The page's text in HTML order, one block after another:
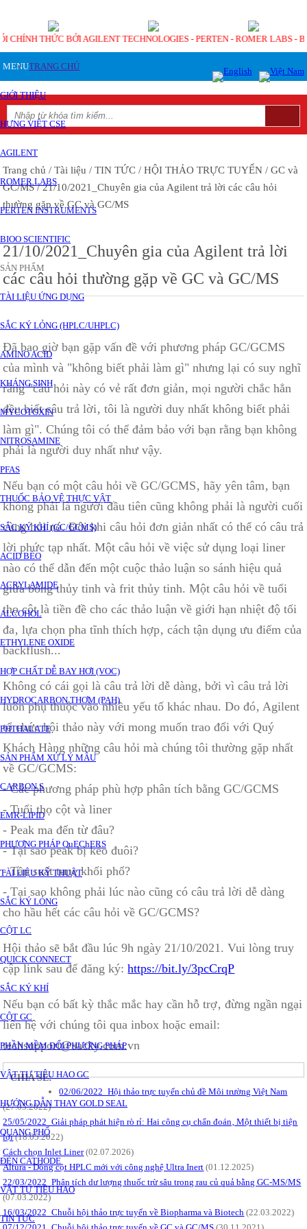
CHÍNH THỨC BỞI AGILENT TECHNOLOGIES - PERTEN - ROMER LABS
MENUTRANG CHỦ
GIỚI THIỆU
HƯNG VIỆT CSE
AGILENT
ROMER LABS
PERTEN INSTRUMENTS
BIOO SCIENTIFIC
SẢN PHẨM
TÀI LIỆU ỨNG DỤNG
SẮC KÝ LỎNG (HPLC/UHPLC)
AMINO ACID
KHÁNG SINH
MYCOTOXIN
NITROSAMINE
PFAS
THUỐC BẢO VỆ THỰC VẬT
SẮC KÝ KHÍ (GC/GCMS)
ACID BÉO
ACRYLAMIDE
ALCOHOL
ETHYLENE OXIDE
HỢP CHẤT DỄ BAY HƠI (VOC)
HYDROCARBON THƠM (PAH)
PHTHALATE
SẢN PHẨM XỬ LÝ MẪU
CARBON S
EMR-LIPID
PHƯƠNG PHÁP QuEChERS
TÀI LIỆU KỸ THUẬT
SẮC KÝ LỎNG
CỘT LC
QUICK CONNECT
SẮC KÝ KHÍ
CỘT GC
PHẦN MỀM ĐỔI PHƯƠNG PHÁP
VẬT TƯ TIÊU HAO GC
HƯỚNG DẪN THAY GOLD SEAL
QUANG PHỔ
ĐÈN CATHODE
VẬT TƯ TIÊU HAO
TIN TỨC
Trang chủ / Tài liệu / TIN TỨC / HỘI THẢO TRỰC TUYẾN / GC và
GC/MS/ 21/10/2021_Chuyên gia của Agilent trả lời các câu hỏi
thường gặp về GC và GC/MS
21/10/2021_Chuyên gia của Agilent trả lời
các câu hỏi thường gặp về GC và GC/MS
Đã bao giờ bạn gặp vấn đề với phương pháp GC/GCMS
của mình và "không biết phải làm gì" nhưng lại có suy nghĩ
rằng "câu hỏi này có vẻ rất đơn giản‚ mọi người chắc hẳn
đều biết câu trả lời‚ tôi là người duy nhất không biết phải
làm gì". Chúng tôi có thể đảm bảo với bạn rằng bạn không
phải là người duy nhất như vậy.
Nếu bạn có một câu hỏi về GC/GCMS‚ hãy yên tâm‚ bạn
không phải là người đầu tiên cũng không phải là người cuối
cùng hỏi nó. Đôi khi câu hỏi đơn giản nhất có thể có câu trả
lời phức tạp nhất. Một câu hỏi về việc sử dụng loại liner
nào có thể dẫn đến một cuộc thảo luận so sánh hiệu quả
giữa bông thủy tinh và frit thủy tinh. Một câu hỏi về tuổi
thọ cột là tiền đề cho các thảo luận về giới hạn nhiệt độ tối
đa‚ lựa chọn pha tĩnh thích hợp‚ cách tận dụng ưu điểm của
backflush...
Không có cái gọi là câu trả lời dễ dàng‚ bởi vì câu trả lời
luôn phụ thuộc vào nhiều yếu tố khác nhau. Do đó‚ Agilent
tổ chức hội thảo này với mong muốn trao đổi với Quý
Khách Hàng những câu hỏi mà chúng tôi thường gặp nhất
về GC/GCMS:
- Các phương pháp phù hợp phân tích bằng GC/GCMS
- Tuổi thọ cột và liner
- Peak ma đến từ đâu?
- Tại sao peak bị kéo đuôi?
- Tần suất tune khối phổ?
- Tại sao không phải lúc nào cũng có câu trả lời dễ dàng
cho hầu hết các câu hỏi về GC/GCMS?
Hội thảo sẽ bắt đầu lúc 9h ngày 21/10/2021. Vui lòng truy
cập link sau để đăng ký:https://bit.ly/3pcCrqP
Nếu bạn có bất kỳ thắc mắc hay cần hỗ trợ‚ đừng ngần ngại
liên hệ với chúng tôi qua inbox hoặc email:
techsupport@sacky.com.vn
CHIA SẺ:
02/06/2022_Hội thảo trực tuyến chủ đề Môi trường Việt Nam
(27.05.2022)
25/05/2022_Giải pháp phát hiện rò rỉ: Hai công cụ chẩn đoán‚ Một thiết bị tiện
lợi(18.05.2022)
Cách chọn Inlet Liner(02.07.2026)
Altura - Dòng cột HPLC mới với công nghệ Ultra Inert (01.12.2025)
22/03/2022_Phân tích dư lượng thuốc trừ sâu trong rau củ quả bằng GC-MS/MS
(07.03.2022)
16/03/2022_Chuỗi hội thảo trực tuyến về Biopharma và Biotech (22.03.2022)